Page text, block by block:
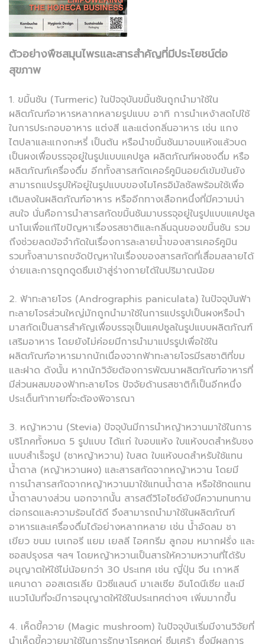
ตัวอย่างพืชสมุนไพรและสารสำคัญที่มีประโยชน์ต่อ
สุขภาพ
1. ขมิ้นชัน (Turmeric) ในปัจจุบันขมิ้นชันถูกนำมาใช้ใน
ผลิตภัณฑ์อาหารหลากหลายรูปแบบ อาทิ การนำเหง้าสดไปใช้
ในการประกอบอาหาร แต่งสี และแต่งกลิ่นอาหาร เช่น แกง
ไตปลาและแกงกะหรี่ เป็นต้น หรือนำขมิ้นชันมาอบแห้งแล้วบด
เป็นผงเพื่อบรรจุอยู่ในรูปแบบแคปซูล ผลิตภัณฑ์ผงชงดื่ม หรือ
ผลิตภัณฑ์เครื่องดื่ม อีกทั้งสารสกัดเคอร์คูมินอยด์เข้มข้นยัง
สามารถแปรรูปให้อยู่ในรูปแบบของไมโครอิมัลชัลพร้อมใช้เพื่อ
เติมลงในผลิตภัณฑ์อาหาร หรืออีกทางเลือกหนึ่งที่มีความน่า
สนใจ นั่นคือการนำสารสกัดขมิ้นชันมาบรรจุอยู่ในรูปแบบแคปซูล
นาโนเพื่อแก้ไขปัญหาเรื่องรสชาติและกลิ่นฉุนของขมิ้นชัน รวม
ถึงช่วยลดข้อจำกัดในเรื่องการละลายน้ำของสารเคอร์คูมิน
รวมทั้งสามารถขจัดปัญหาในเรื่องของสารสกัดที่เสื่อมสลายได้
ง่ายและการถูกดูดซึมเข้าสู่ร่างกายได้ในปริมาณน้อย
2. ฟ้าทะลายโจร (Andrographis paniculata) ในปัจจุบันฟ้า
ทะลายโจรส่วนใหญ่มักถูกนำมาใช้ในการแปรรูปเป็นผงหรือนำ
มาสกัดเป็นสารสำคัญเพื่อบรรจุเป็นแคปซูลในรูปแบบผลิตภัณฑ์
เสริมอาหาร โดยยังไม่ค่อยมีการนำมาแปรรูปเพื่อใช้ใน
ผลิตภัณฑ์อาหารมากนักเนื่องจากฟ้าทะลายโจรมีรสชาติที่ขม
และฝาด ดังนั้น หากนักวิจัยต้องการพัฒนาผลิตภัณฑ์อาหารที่
มีส่วนผสมของฟ้าทะลายโจร ปัจจัยด้านรสชาติก็เป็นอีกหนึ่ง
ประเด็นท้าทายที่จะต้องพิจารณา
3. หญ้าหวาน (Stevia) ปัจจุบันมีการนำหญ้าหวานมาใช้ในการ
บริโภคทั้งหมด 5 รูปแบบ ได้แก่ ใบอบแห้ง ใบแห้งบดสำหรับชง
แบบสำเร็จรูป (ชาหญ้าหวาน) ใบสด ใบแห้งบดสำหรับใช้แทน
น้ำตาล (หญ้าหวานผง) และสารสกัดจากหญ้าหวาน โดยมี
การนำสารสกัดจากหญ้าหวานมาใช้แทนน้ำตาล หรือใช้ทดแทน
น้ำตาลบางส่วน นอกจากนั้น สารสตีวิโอไซด์ยังมีความทนทาน
ต่อกรดและความร้อนได้ดี จึงสามารถนำมาใช้ในผลิตภัณฑ์
อาหารและเครื่องดื่มได้อย่างหลากหลาย เช่น น้ำอัดลม ชา
เขียว ขนม เบเกอรี แยม เยลลี ไอศกรีม ลูกอม หมากฝรั่ง และ
ซอสปรุงรส ฯลฯ โดยหญ้าหวานเป็นสารให้ความหวานที่ได้รับ
อนุญาตให้ใช้ไม่น้อยกว่า 30 ประเทศ เช่น ญี่ปุ่น จีน เกาหลี
แคนาดา ออสเตรเลีย นิวซีแลนด์ มาเลเซีย อินโดนีเซีย และมี
แนวโน้มที่จะมีการอนุญาตให้ใช้ในประเทศต่างๆ เพิ่มมากขึ้น
4. เห็ดขี้ควาย (Magic mushroom) ในปัจจุบันเริ่มมีงานวิจัยที่
นำเห็ดขี้ควายมาใช้ในการรักษาโรคหดหู่ ซึมเศร้า ซึ่งมีผลการ